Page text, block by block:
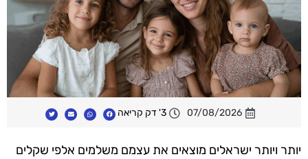
07/08/2026 3' דק קריאה
יותר ויותר ישראלים מוצאים את עצמם משלמים אלפי שקלים